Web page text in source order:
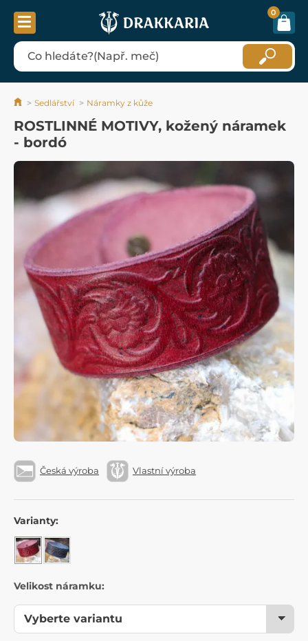
0
Sedlářství Náramky z kůže
ROSTLINNÉ MOTIVY, kožený náramek
- bordó
Česká výroba Vlastní výroba
Varianty:
Velikost náramku: